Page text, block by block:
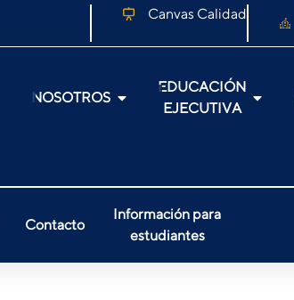
Canvas Calidad
NOSOTROS
EDUCACIÓN
EJECUTIVA
Contacto
Información para
estudiantes